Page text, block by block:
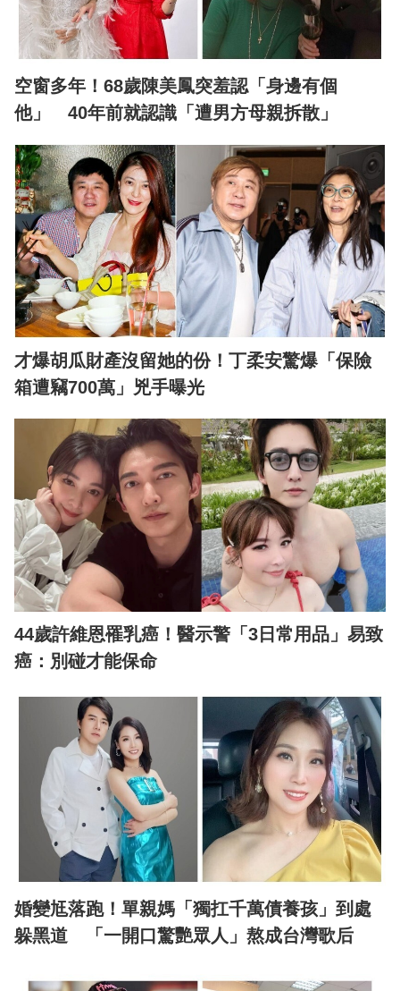
空窗多年！68歲陳美鳳突羞認「身邊有個
他」 40年前就認識「遭男方母親拆散」
才爆胡瓜財產沒留她的份！丁柔安驚爆「保險
箱遭竊700萬」兇手曝光
44歲許維恩罹乳癌！醫示警「3日常用品」易致
癌：別碰才能保命
婚變尪落跑！單親媽「獨扛千萬債養孩」到處
躲黑道 「一開口驚艷眾人」熬成台灣歌后